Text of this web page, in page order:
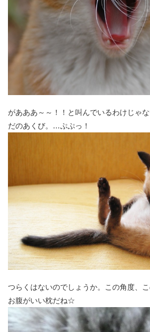
があああ～～！！と叫んでいるわけじゃ
だのあくび。…ぷぷっ！
つらくはないのでしょうか。この角度、
お腹がいい枕だね☆